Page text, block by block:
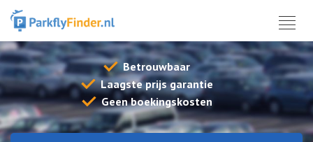
Betrouwbaar
Laagste prijs garantie
Geen boekingskosten